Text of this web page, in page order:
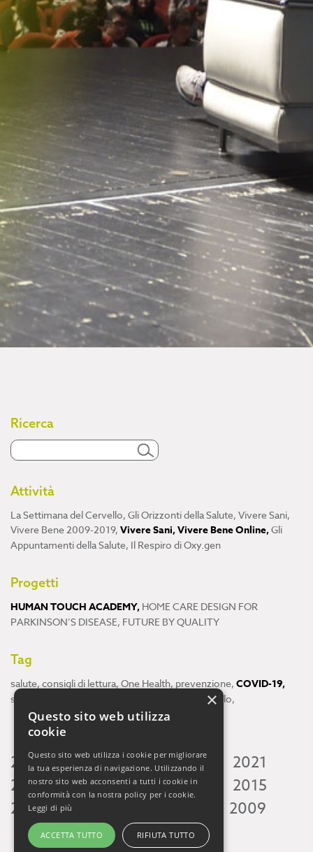
Ricerca
Attività
La Settimana del Cervello, Gli Orizzonti della Salute, Vivere Sani,
Vivere Bene 2009-2019, Vivere Sani, Vivere Bene Online,Gli
Appuntamenti della Salute, Il Respiro di Oxy.gen
Progetti
HUMAN TOUCH ACADEMY, HOME CARE DESIGN FOR
PARKINSON’S DISEASE, FUTURE BY QUALITY
Tag
salute, consigli di lettura, One Health, prevenzione, COVID-19,
scienza cervello,
2026 2025 2024 2023 2022
2021
2020 2019 2018 2017 2016
2015
2014 2013 2009
×
Questo sito web utilizza
cookie
Questo sito web utilizza i cookie per migliorare
la tua esperienza di navigazione. Utilizzando il
nostro sito web acconsenti a tutti i cookie in
conformità con la nostra policy per i cookie.
Leggi di più
ACCETTA TUTTO RIFIUTA TUTTO